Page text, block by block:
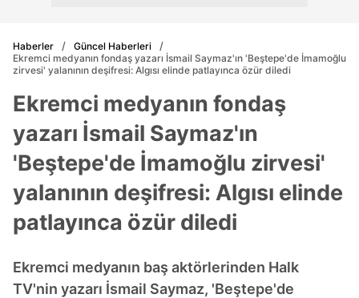
Haberler
Güncel Haberleri
Ekremci medyanın fondaş yazarı İsmail Saymaz'ın 'Beştepe'de İmamoğlu
zirvesi' yalanının deşifresi: Algısı elinde patlayınca özür diledi
Ekremci medyanın fondaş
yazarı İsmail Saymaz'ın
'Beştepe'de İmamoğlu zirvesi'
yalanının deşifresi: Algısı elinde
patlayınca özür diledi
Ekremci medyanın baş aktörlerinden Halk
TV'nin yazarı İsmail Saymaz, 'Beştepe'de